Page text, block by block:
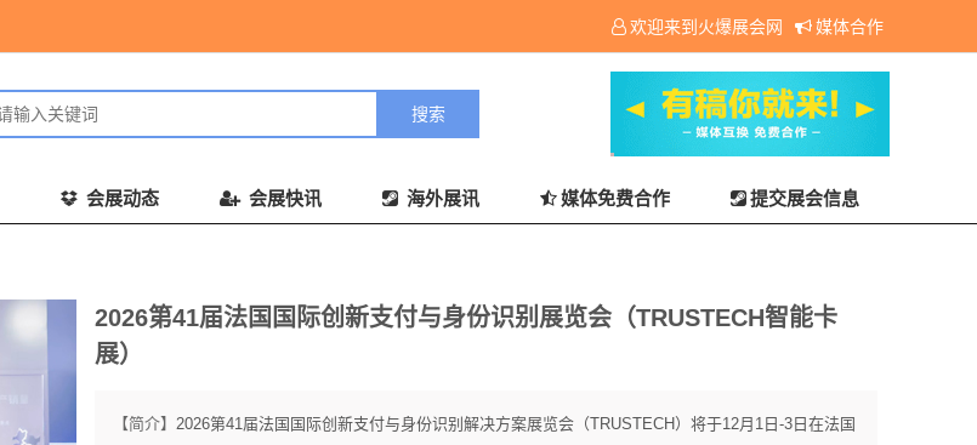
欢迎来到火爆展会网 媒体合作
会展动态 会展快讯 海外展讯 媒体免费合作 提交展会信息
2026第41届法国国际创新支付与身份识别展览会（TRUSTECH智能卡
展）
【简介】 2026第41届法国国际创新支付与身份识别解决方案展览会（TRUSTECH）将于12月1日-3日在法国